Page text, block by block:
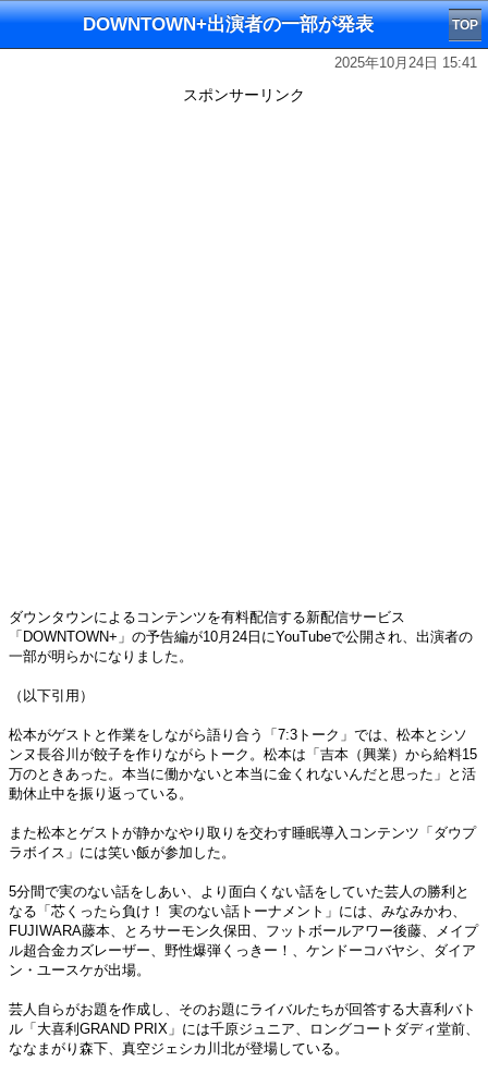
DOWNTOWN+出演者の一部が発表 TOP
2025年10月24日 15:41
スポンサーリンク
ダウンタウンによるコンテンツを有料配信する新配信サービス
「DOWNTOWN+」の予告編が10月24日にYouTubeで公開され、出演者の
一部が明らかになりました。
（以下引用）
松本がゲストと作業をしながら語り合う「7:3トーク」では、松本とシソ
ンヌ長谷川が餃子を作りながらトーク。松本は「吉本（興業）から給料15
万のときあった。本当に働かないと本当に金くれないんだと思った」と活
動休止中を振り返っている。
また松本とゲストが静かなやり取りを交わす睡眠導入コンテンツ「ダウプ
ラボイス」には笑い飯が参加した。
5分間で実のない話をしあい、より面白くない話をしていた芸人の勝利と
なる「芯くったら負け！ 実のない話トーナメント」には、みなみかわ、
FUJIWARA藤本、とろサーモン久保田、フットボールアワー後藤、メイプ
ル超合金カズレーザー、野性爆弾くっきー！、ケンドーコバヤシ、ダイア
ン・ユースケが出場。
芸人自らがお題を作成し、そのお題にライバルたちが回答する大喜利バト
ル「大喜利GRAND PRIX」には千原ジュニア、ロングコートダディ堂前、
ななまがり森下、真空ジェシカ川北が登場している。